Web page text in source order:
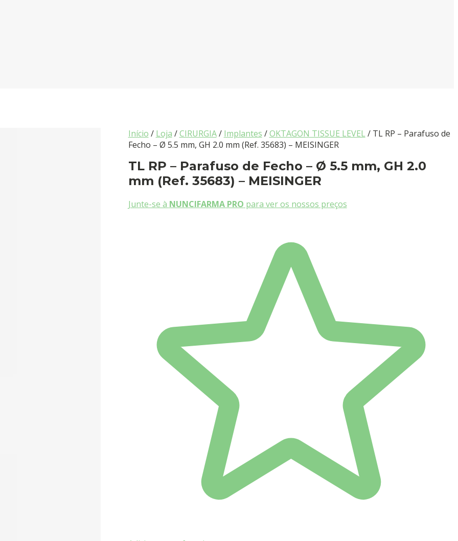
Início / Loja /CIRURGIA/ Implantes /OKTAGON TISSUE LEVEL / TL RP – Parafuso de
Fecho – Ø 5.5 mm, GH 2.0 mm (Ref. 35683) – MEISINGER
TL RP – Parafuso de Fecho – Ø 5.5 mm, GH 2.0
mm (Ref. 35683) – MEISINGER
Junte-se à NUNCIFARMA PRO para ver os nossos preços